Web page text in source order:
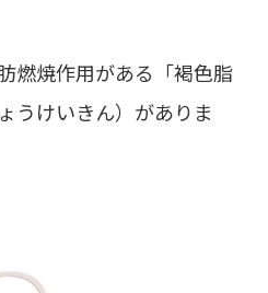
燃焼作用がある「褐色脂
うけいきん）がありま